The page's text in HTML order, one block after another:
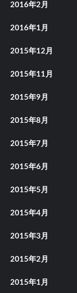
2016年2月
2016年1月
2015年12月
2015年11月
2015年9月
2015年8月
2015年7月
2015年6月
2015年5月
2015年4月
2015年3月
2015年2月
2015年1月